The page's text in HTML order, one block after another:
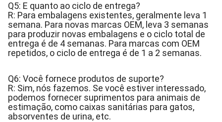
Q5: E quanto ao ciclo de entrega?
R: Para embalagens existentes, geralmente leva 1
semana. Para novas marcas OEM, leva 3 semanas
para produzir novas embalagens e o ciclo total de
entrega é de 4 semanas. Para marcas com OEM
repetidos, o ciclo de entrega é de 1 a 2 semanas.
Q6: Você fornece produtos de suporte?
R: Sim, nós fazemos. Se você estiver interessado,
podemos fornecer suprimentos para animais de
estimação, como caixas sanitárias para gatos,
absorventes de urina, etc.